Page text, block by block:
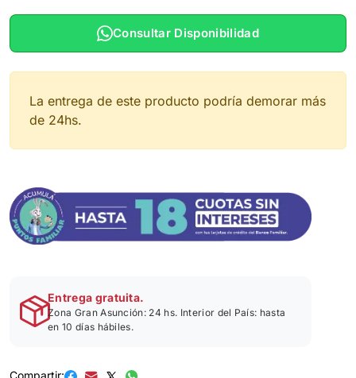
Consultar Disponibilidad
La entrega de este producto podría demorar más
de 24hs.
Entrega gratuita.
Zona Gran Asunción: 24 hs. Interior del País: hasta
en 10 días hábiles.